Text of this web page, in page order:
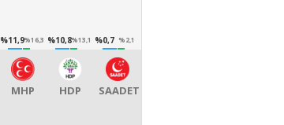
%11,9%16,3
MHP
%10,8%13,1
HDP
%0,7 %2,1
SAADET